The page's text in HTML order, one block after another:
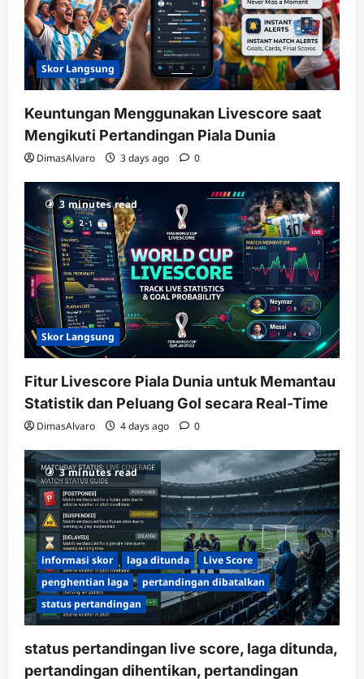
Skor Langsung
Keuntungan Menggunakan Livescore saat
Mengikuti Pertandingan Piala Dunia
DimasAlvaro 3 days ago 0
3 minutes read
Skor Langsung
Fitur Livescore Piala Dunia untuk Memantau
Statistik dan Peluang Gol secara Real-Time
DimasAlvaro 4 days ago 0
3 minutes read
informasi skor laga ditunda
Live Score
penghentian laga
pertandingan dibatalkan
status pertandingan
status pertandingan live score, laga ditunda,
pertandingan dihentikan, pertandingan